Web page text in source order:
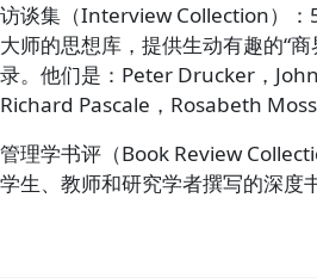
访谈集（Interview Collection）：
大师的思想库，提供生动有趣的“
录。他们是：Peter Drucker，
Richard Pascale，Rosabeth
管理学书评（Book Review
学生、教师和研究学者撰写的深度